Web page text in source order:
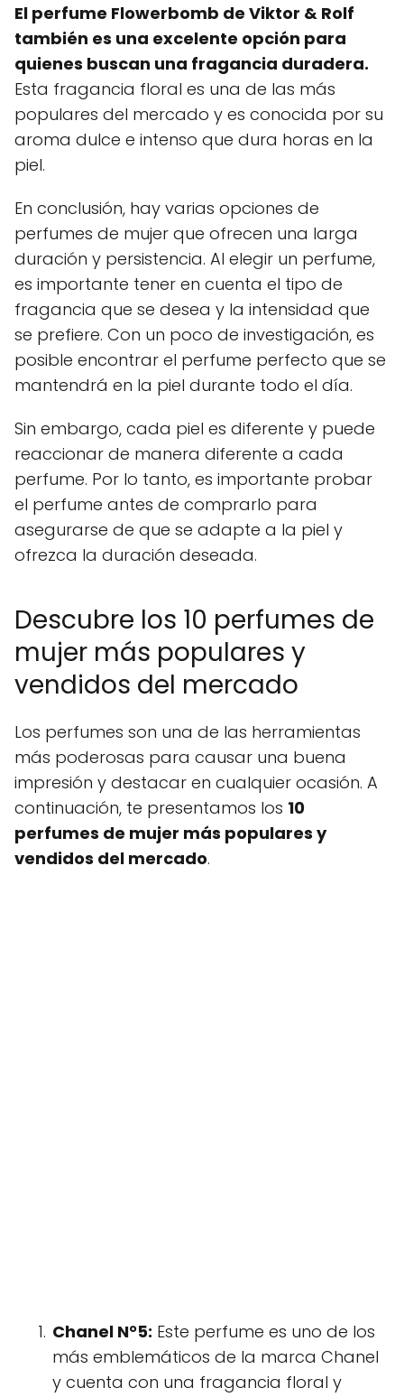
El perfume Flowerbomb de Viktor & Rolf
también es una excelente opción para
quienes buscan una fragancia duradera.
Esta fragancia floral es una de las más
populares del mercado y es conocida por su
aroma dulce e intenso que dura horas en la
piel.
En conclusión, hay varias opciones de
perfumes de mujer que ofrecen una larga
duración y persistencia. Al elegir un perfume,
es importante tener en cuenta el tipo de
fragancia que se desea y la intensidad que
se prefiere. Con un poco de investigación, es
posible encontrar el perfume perfecto que se
mantendrá en la piel durante todo el día.
Sin embargo, cada piel es diferente y puede
reaccionar de manera diferente a cada
perfume. Por lo tanto, es importante probar
el perfume antes de comprarlo para
asegurarse de que se adapte a la piel y
ofrezca la duración deseada.
Descubre los 10 perfumes de
mujer más populares y
vendidos del mercado
Los perfumes son una de las herramientas
más poderosas para causar una buena
impresión y destacar en cualquier ocasión. A
continuación, te presentamos los 10
perfumes de mujer más populares y
vendidos del mercado.
Chanel N°5: Este perfume es uno de los
más emblemáticos de la marca Chanel
y cuenta con una fragancia floral y